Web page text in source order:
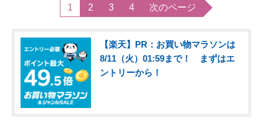
1 2 3 4 次のページ
【楽天】PR：お買い物マラソンは
8/11（火）01:59まで！ まずはエ
ントリーから！